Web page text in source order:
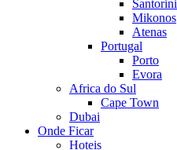
Santorini
Mikonos
Atenas
Portugal
Porto
Evora
Africa do Sul
Cape Town
Dubai
Onde Ficar
Hoteis